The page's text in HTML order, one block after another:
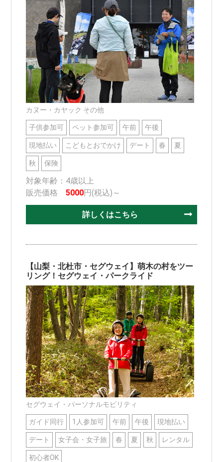
カヌー・カヤック その他
子供参加可 ペット参加可 午前 午後
現地払い こどもとおでかけ デート 春 夏
秋 保険
対象年齢：4歳以上
販売価格5000円(税込)～
詳しくはこちら
【山梨・北杜市・セグウェイ】萌木の村をツー
リング！セグウェイ・パークライド
セグウェイ・パーソナルモビリティ
ガイド同行 1人参加可 午前 午後 現地払い
デート 女子会・女子旅 春 夏 秋 レンタル
初心者OK